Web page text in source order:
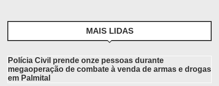
MAIS LIDAS
Polícia Civil prende onze pessoas durante
megaoperação de combate à venda de armas e drogas
em Palmital